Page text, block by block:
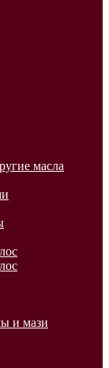
масла
и мази